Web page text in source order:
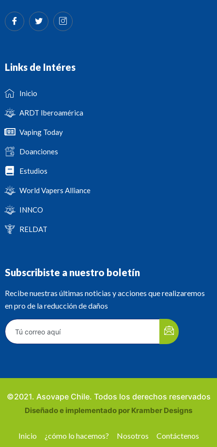
Links de Intéres
Inicio
ARDT Iberoamérica
Vaping Today
Doanciones
Estudios
World Vapers Alliance
INNCO
RELDAT
Subscribiste a nuestro boletín
Recibe nuestras últimas noticias y acciones que realizaremos
en pro de la reducción de daños
©2021. Asovape Chile. Todos los derechos reservados
Diseñado e implementado por Kramber Designs
Inicio ¿cómo lo hacemos? Nosotros Contáctenos